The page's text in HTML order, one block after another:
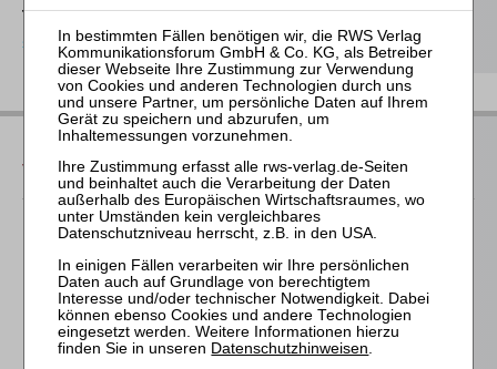
T(0221)-400 88-15
seminar@rws-verlag.de
Das bieten Ihnen unsere
Veranstaltungen
Für alle Endgeräte kompatible und browserbasierte
Individuelle Assistenz bis zur Einwahl und Verbindung mit
unserem Online-Seminar
Hochwertige Unterlagen für die Teilnahme, ideal auch zum
späteren Nachschlagen
Datenschutzhinweisen